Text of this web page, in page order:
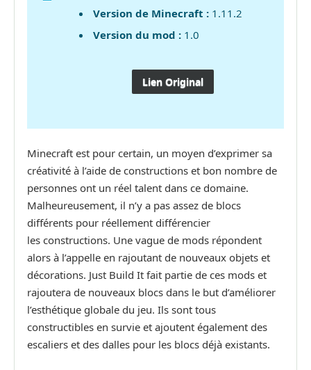
Version de Minecraft : 1.11.2
Version du mod : 1.0
Lien Original
Minecraft est pour certain, un moyen d’exprimer sa
créativité à l’aide de constructions et bon nombre de
personnes ont un réel talent dans ce domaine.
Malheureusement, il n’y a pas assez de blocs
différents pour réellement différencier
les constructions. Une vague de mods répondent
alors à l’appelle en rajoutant de nouveaux objets et
décorations. Just Build It fait partie de ces mods et
rajoutera de nouveaux blocs dans le but d’améliorer
l’esthétique globale du jeu. Ils sont tous
constructibles en survie et ajoutent également des
escaliers et des dalles pour les blocs déjà existants.